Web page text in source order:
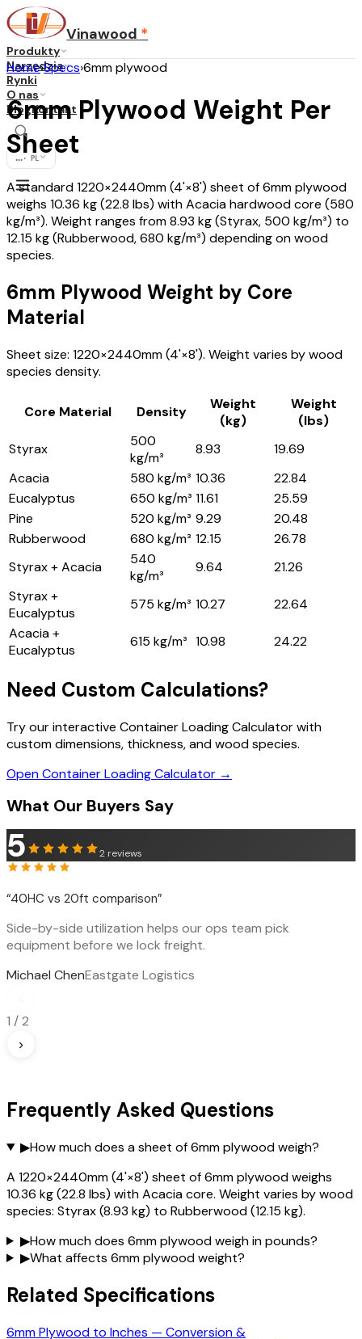
Vinawood *
Produkty
Narzędzia
Rynki
O nas
BlogKontakt
... · PL
Home›Specs›6mm plywood
6mm Plywood Weight Per
Sheet
A standard 1220×2440mm (4'×8') sheet of 6mm plywood
weighs 10.36 kg (22.8 lbs) with Acacia hardwood core (580
kg/m³). Weight ranges from 8.93 kg (Styrax, 500 kg/m³) to
12.15 kg (Rubberwood, 680 kg/m³) depending on wood
species.
6mm Plywood Weight by Core
Material
Sheet size: 1220×2440mm (4'×8'). Weight varies by wood
species density.
Core Material Density
Weight
(kg)
Weight
(lbs)
Styrax
500
kg/m³
8.93
19.69
Acacia
580 kg/m³ 10.36
22.84
Eucalyptus
650 kg/m³ 11.61
25.59
Pine
520 kg/m³ 9.29
20.48
Rubberwood
680 kg/m³ 12.15
26.78
Styrax + Acacia
540
kg/m³
9.64
21.26
Styrax +
Eucalyptus
575 kg/m³ 10.27
22.64
Acacia +
Eucalyptus
615 kg/m³ 10.98 24.22
Need Custom Calculations?
Try our interactive Container Loading Calculator with
custom dimensions, thickness, and wood species.
Open Container Loading Calculator →
What Our Buyers Say
5 2 reviews
“40HC vs 20ft comparison”
Side-by-side utilization helps our ops team pick
equipment before we lock freight.
Michael ChenEastgate Logistics
1 /2
›
Frequently Asked Questions
▶How much does a sheet of 6mm plywood weigh?
A 1220×2440mm (4'×8') sheet of 6mm plywood weighs
10.36 kg (22.8 lbs) with Acacia core. Weight varies by wood
species: Styrax (8.93 kg) to Rubberwood (12.15 kg).
▶How much does 6mm plywood weigh in pounds?
▶What affects 6mm plywood weight?
Related Specifications
6mm Plywood to Inches — Conversion &